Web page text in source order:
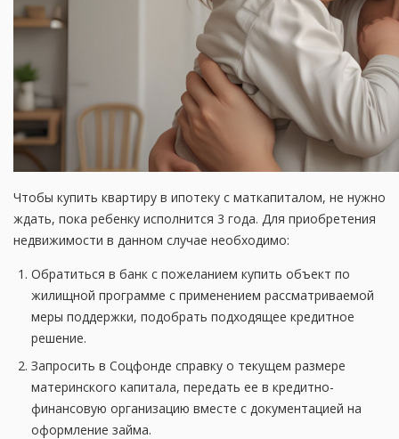
Чтобы купить квартиру в ипотеку с маткапиталом, не нужно
ждать, пока ребенку исполнится 3 года. Для приобретения
недвижимости в данном случае необходимо:
Обратиться в банк с пожеланием купить объект по
жилищной программе с применением рассматриваемой
меры поддержки, подобрать подходящее кредитное
решение.
Запросить в Соцфонде справку о текущем размере
материнского капитала, передать ее в кредитно-
финансовую организацию вместе с документацией на
оформление займа.